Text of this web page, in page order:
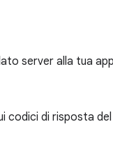
server alla tua
codici di risposta